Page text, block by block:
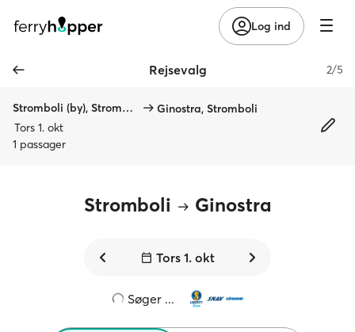
Log ind
Rejsevalg 2/5
Stromboli (by), Stromboli
Ginostra, Stromboli
Tors 1. okt
1 passager
Stromboli Ginostra
Tors 1. okt
Søger ...